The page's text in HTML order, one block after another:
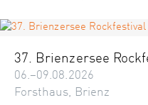
37. Brienzersee
06.–09.08.2026
Forsthaus, Brienz